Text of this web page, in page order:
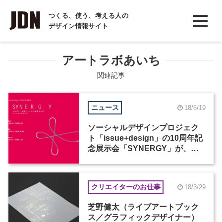
つくる、使う、考える人の
デザイン情報サイト
INTERVIEW
インタビュー
REPORT
COLUMN
コラム
アートラボあいち
関連記事
ニュース 18/6/19
ソーシャルデザインプロジェク
ト「issue+design」の10周年記
念展示会「SYNERGY」が、東
クリエイターのお仕事 18/3/29
芝野健太（ライブアートブック
ス／グラフィックデザイナー）